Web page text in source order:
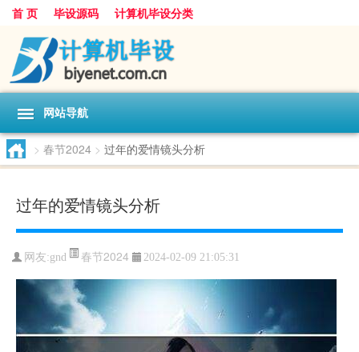
首 页 毕设源码 计算机毕设分类
网站导航
> 春节2024 > 过年的爱情镜头分析
过年的爱情镜头分析
网友:gnd 春节2024 2024-02-09 21:05:31